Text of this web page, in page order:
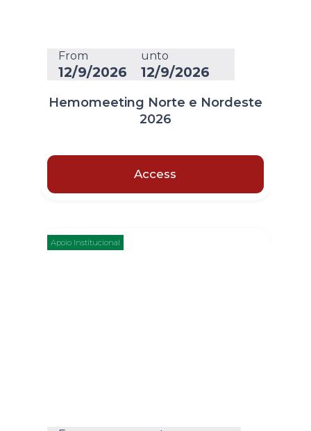
From
12/9/2026
unto
12/9/2026
Hemomeeting Norte e Nordeste
2026
Access
Apoio Institucional